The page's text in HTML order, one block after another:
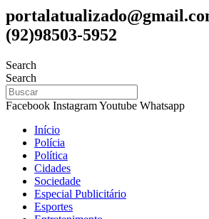
(92)98503-5952
Search
Search
Facebook InstagramYoutube Whatsapp
Início
Polícia
Política
Cidades
Sociedade
Especial Publicitário
Esportes